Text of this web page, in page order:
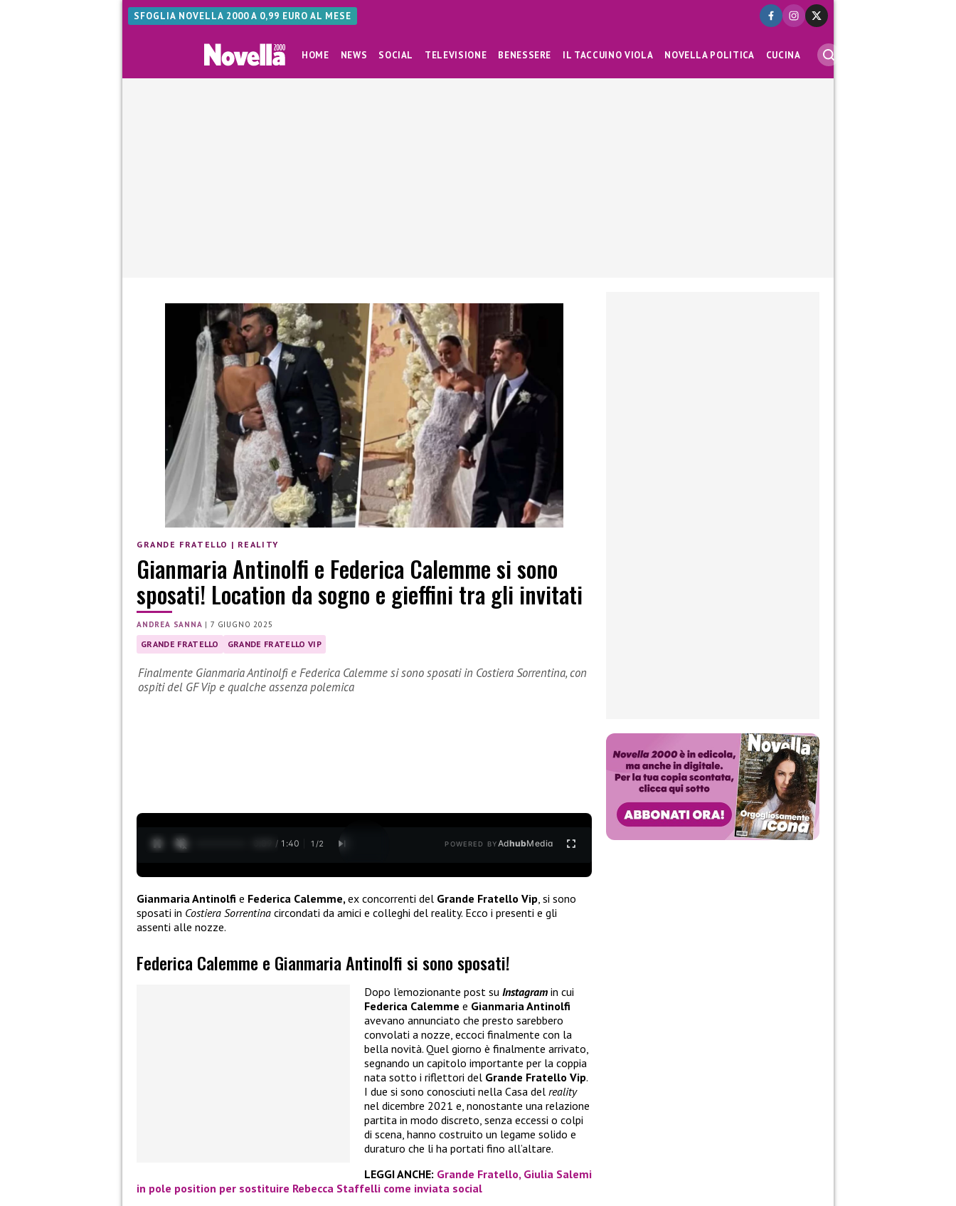
SFOGLIA NOVELLA 2000 A 0,99 EURO AL MESE
HOME NEWS SOCIAL TELEVISIONE BENESSERE IL TACCUINO VIOLA NOVELLA POLITICA CUCINA
GRANDE FRATELLO | REALITY
Gianmaria Antinolfi e Federica Calemme si sono
sposati! Location da sogno e gieffini tra gli invitati
ANDREA SANNA |7 GIUGNO 2025
GRANDE FRATELLO GRANDE FRATELLO VIP
Finalmente Gianmaria Antinolfi e Federica Calemme si sono sposati in Costiera Sorrentina, con
ospiti del GF Vip e qualche assenza polemica
0:10 / 1:40 1 /2 POWERED BYAdhubMedia
Gianmaria Antinolfi e Federica Calemme, ex concorrenti del Grande Fratello Vip , si sono
sposati in Costiera Sorrentina circondati da amici e colleghi del reality. Ecco i presenti e gli
assenti alle nozze.
Federica Calemme e Gianmaria Antinolfi si sono sposati!
Dopo l’emozionante post su Instagram in cui
Federica Calemme e Gianmaria Antinolfi
avevano annunciato che presto sarebbero
convolati a nozze, eccoci finalmente con la
bella novità. Quel giorno è finalmente arrivato,
segnando un capitolo importante per la coppia
nata sotto i riflettori del Grande Fratello Vip.
I due si sono conosciuti nella Casa del reality
nel dicembre 2021 e, nonostante una relazione
partita in modo discreto, senza eccessi o colpi
di scena, hanno costruito un legame solido e
duraturo che li ha portati fino all’altare.
LEGGI ANCHE: Grande Fratello, Giulia Salemi
in pole position per sostituire Rebecca Staffelli come inviata social